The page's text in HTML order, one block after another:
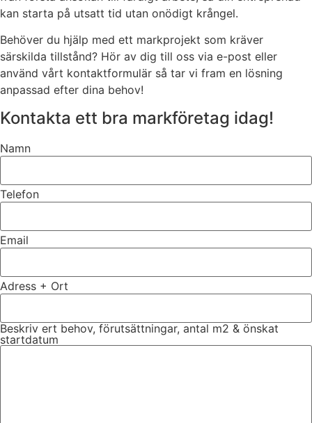
kan starta på utsatt tid utan onödigt krångel.
Behöver du hjälp med ett markprojekt som kräver
särskilda tillstånd? Hör av dig till oss via e-post eller
använd vårt kontaktformulär så tar vi fram en lösning
anpassad efter dina behov!
Kontakta ett bra markföretag idag!
Namn
Telefon
Email
Adress + Ort
Beskriv ert behov, förutsättningar, antal m2 & önskat
startdatum